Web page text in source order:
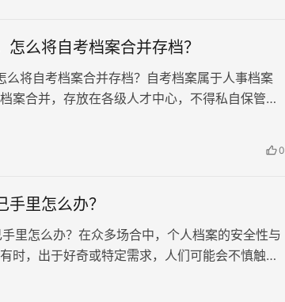
么将自考档案合并存档？
将自考档案合并存档？自考档案属于人事档案
案合并，存放在各级人才中心，不得私自保管或
作步骤，供大家参考借鉴。
0
里怎么办？
怎么办？在众多场合中，个人档案的安全性与
时，出于好奇或特定需求，人们可能会不慎触及